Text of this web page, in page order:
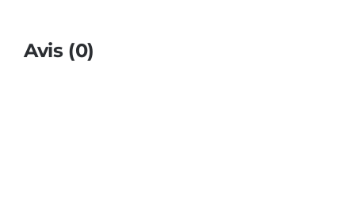
Avis (0)